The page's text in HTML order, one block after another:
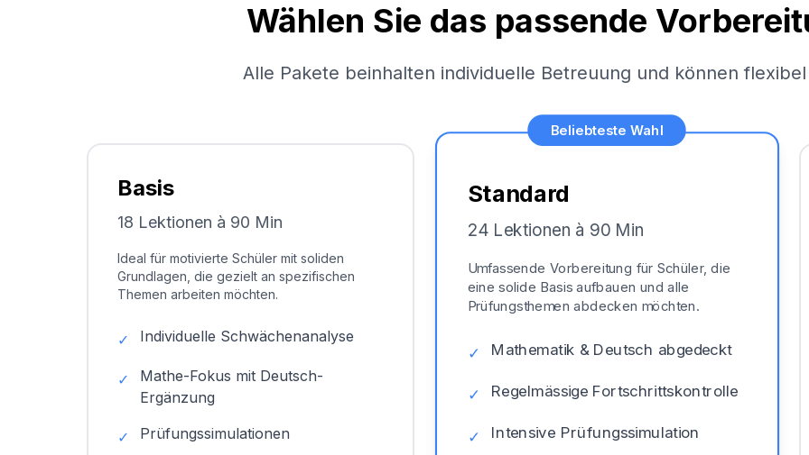
Wählen Sie das passende
Alle Pakete beinhalten individuelle Betreuung und können
Basis
18 Lektionen à 90 Min
Ideal für motivierte Schüler mit soliden
Grundlagen, die gezielt an spezifischen
Themen arbeiten möchten.
✓ Individuelle Schwächenanalyse
✓
Mathe-Fokus mit Deutsch-
Ergänzung
✓ Prüfungssimulationen
Beliebteste Wahl
Standard
24 Lektionen à 90 Min
Umfassende Vorbereitung für Schüler, die
eine solide Basis aufbauen und alle
Prüfungsthemen abdecken möchten.
✓ Mathematik & Deutsch abgedeckt
✓ Regelmässige Fortschrittskontrolle
✓ Intensive Prüfungssimulation